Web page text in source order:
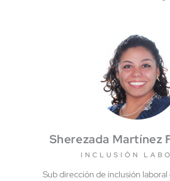
Sherezada Martínez
INCLUSIÓN
Sub dirección de inclusión laboral